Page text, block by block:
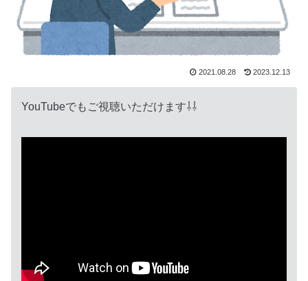
2021.08.28 2023.12.13
YouTubeでもご視聴いただけます⇩⇩